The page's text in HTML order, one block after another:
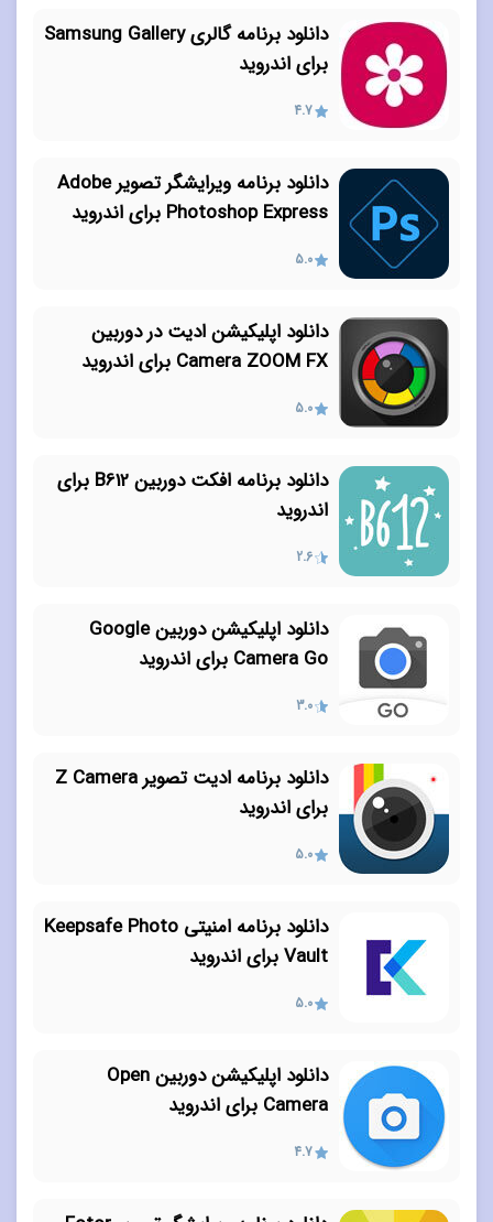
دانلود برنامه گالری Samsung Gallery
برای اندروید
4.7
دانلود برنامه ویرایشگر تصویر Adobe
Photoshop Express برای اندروید
5.0
دانلود اپلیکیشن ادیت در دوربین
Camera ZOOM FX برای اندروید
5.0
دانلود برنامه افکت دوربین B612 برای
اندروید
2.6
دانلود اپلیکیشن دوربین Google
Camera Go برای اندروید
3.0
دانلود برنامه ادیت تصویر Z Camera
برای اندروید
5.0
دانلود برنامه امنیتی Keepsafe Photo
Vault برای اندروید
5.0
دانلود اپلیکیشن دوربین Open
Camera برای اندروید
4.7